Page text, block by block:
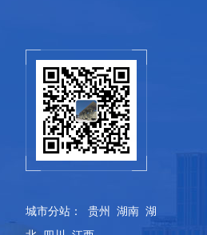
城市分站 ： 贵州 湖南 湖